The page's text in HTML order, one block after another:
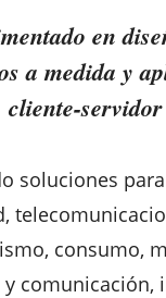
en
a medida y
cliente-servidor
soluciones
consumo,
y comunicación,